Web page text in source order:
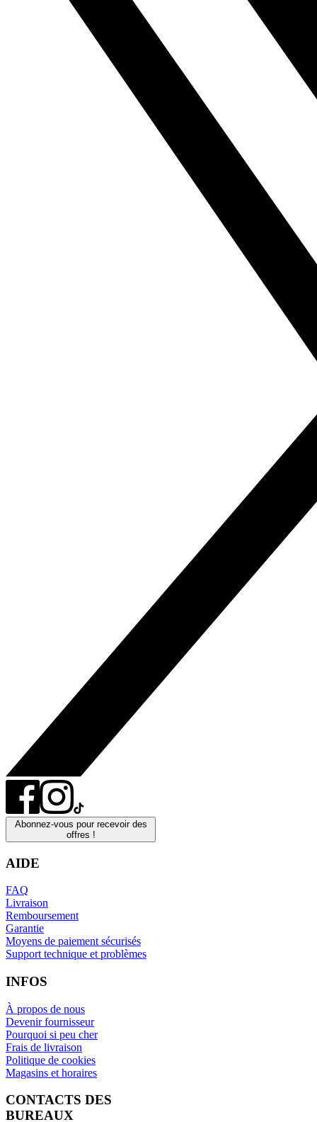
Abonnez-vous pour recevoir des
offres !
AIDE
FAQ
Livraison
Remboursement
Garantie
Moyens de paiement sécurisés
Support technique et problèmes
INFOS
À propos de nous
Devenir fournisseur
Pourquoi si peu cher
Frais de livraison
Politique de cookies
Magasins et horaires
CONTACTS DES
BUREAUX